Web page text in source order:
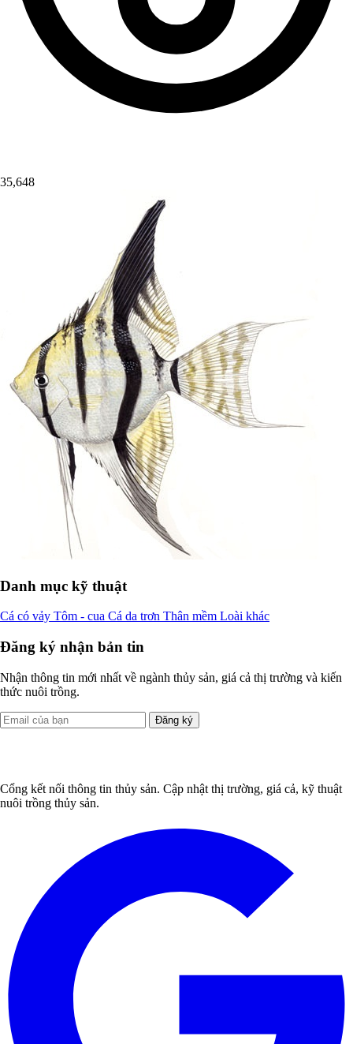
35,648
Danh mục kỹ thuật
Cá có vảy Tôm - cua Cá da trơn Thân mềm Loài khác
Đăng ký nhận bản tin
Nhận thông tin mới nhất về ngành thủy sản, giá cả thị trường và kiến
thức nuôi trồng.
Đăng ký
Cổng kết nối thông tin thủy sản. Cập nhật thị trường, giá cả, kỹ thuật
nuôi trồng thủy sản.